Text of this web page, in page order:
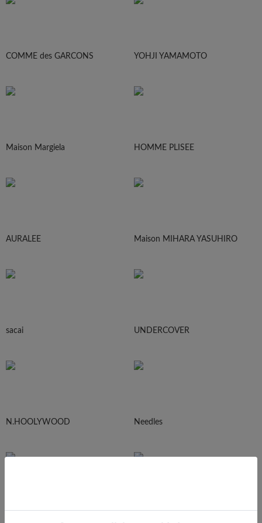
COMME des GARCONS YOHJI YAMAMOTO
Maison Margiela HOMME PLISEE
AURALEE Maison MIHARA YASUHIRO
sacai UNDERCOVER
N.HOOLYWOOD Needles
Ralph Lauren HUMAN MADE